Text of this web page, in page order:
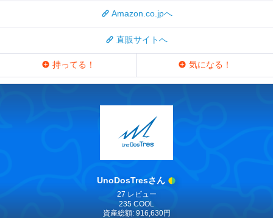
Amazon.co.jpへ
直販サイトへ
持ってる！ 気になる！
UnoDosTresさん
27 レビュー
235 COOL
資産総額: 916,630円